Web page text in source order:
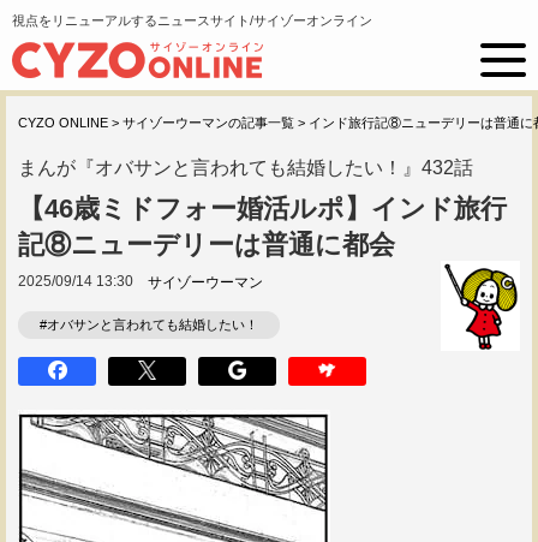
視点をリニューアルするニュースサイト/サイゾーオンライン
CYZO ONLINE > サイゾーウーマンの記事一覧 > インド旅行記⑧ニューデリーは普通に
まんが『オバサンと言われても結婚したい！』432話
【46歳ミドフォー婚活ルポ】インド旅行
記⑧ニューデリーは普通に都会
2025/09/14 13:30 サイゾーウーマン
#オバサンと言われても結婚したい！